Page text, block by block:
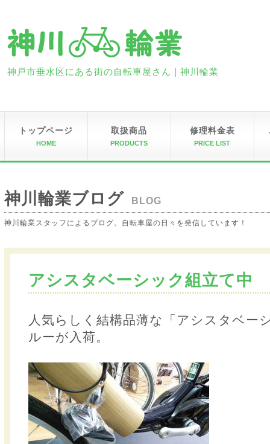
神戸市垂水区にある街の自転車屋さん | 神川輪業
トップページ
HOME
取扱商品
PRODUCTS
修理料金表
PRICE LIST
神川輪業ブログ BLOG
神川輪業スタッフによるブログ。自転車屋の日々を発信しています！
アシスタベーシック組立て中
人気らしく結構品薄な「アシスタベー
ルーが入荷。